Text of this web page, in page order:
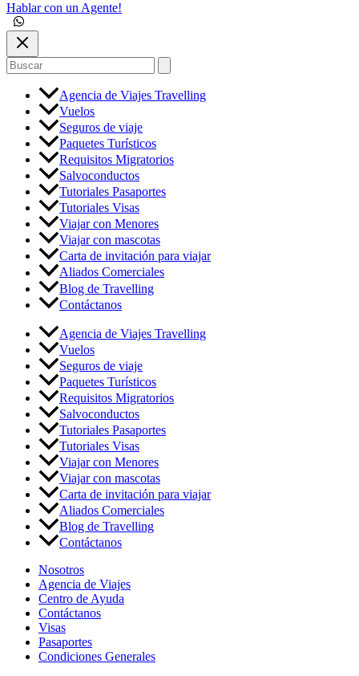
Hablar con un Agente!
Buscar
por:
Agencia de Viajes Travelling
Vuelos
Seguros de viaje
Paquetes Turísticos
Requisitos Migratorios
Salvoconductos
Tutoriales Pasaportes
Tutoriales Visas
Viajar con Menores
Viajar con mascotas
Carta de invitación para viajar
Aliados Comerciales
Blog de Travelling
Contáctanos
Agencia de Viajes Travelling
Vuelos
Seguros de viaje
Paquetes Turísticos
Requisitos Migratorios
Salvoconductos
Tutoriales Pasaportes
Tutoriales Visas
Viajar con Menores
Viajar con mascotas
Carta de invitación para viajar
Aliados Comerciales
Blog de Travelling
Contáctanos
Nosotros
Agencia de Viajes
Centro de Ayuda
Contáctanos
Visas
Pasaportes
Condiciones Generales